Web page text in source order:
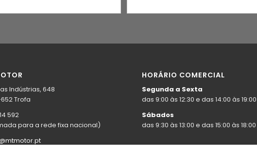
Indústrias, 648
Trofa
592
para a rede fixa nacional)
HORÁRIO COMERCIAL
Segunda a Sexta
das 9:00 às 12:30 e das 14:00 às 19:00
Sábados
das 9:30 às 13:00 e das 15:00 às 18:00